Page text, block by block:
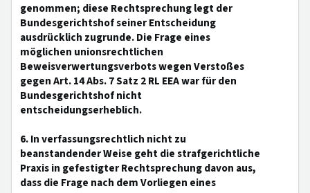
genommen; diese Rechtsprechung legt der
Bundesgerichtshof seiner Entscheidung
ausdrücklich zugrunde. Die Frage eines
möglichen unionsrechtlichen
Beweisverwertungsverbots wegen Verstoßes
gegen Art. 14 Abs. 7 Satz 2 RL EEA war für den
Bundesgerichtshof nicht
entscheidungserheblich.
6. In verfassungsrechtlich nicht zu
beanstandender Weise geht die strafgerichtliche
Praxis in gefestigter Rechtsprechung davon aus,
dass die Frage nach dem Vorliegen eines